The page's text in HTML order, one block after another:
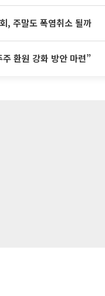
, 주말도 폭염취소 될까
환원 강화 방안 마련”